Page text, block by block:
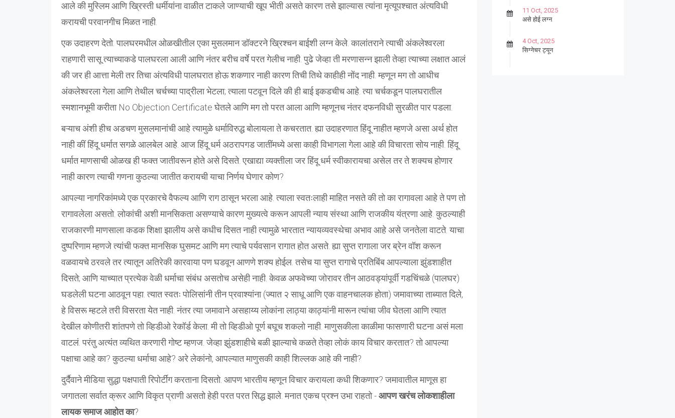
आले की मुस्लिम आणि ख्रिस्ती धर्मीयांना वाळीत टाकले जाण्याची खूप भीती असते कारण तसे झाल्यास त्यांना मृत्यूपश्चात अंत्यविधी
करायची परवानगीच मिळत नाही.
एक उदाहरण देतो. पालघरमधील ओळखीतील एका मुसलमान डॉक्टरने ख्रिश्चन बाईशी लग्न केले. कालांतराने त्याची अंकलेश्वरला
राहणारी सासू त्याच्याकडे पालघरला आली आणि नंतर बरीच वर्षे परत गेलीच नाही. पुढे जेव्हा ती मरणासन्न झाली तेव्हा त्याच्या लक्षात आलं
की जर ही आत्ता मेली तर तिचा अंत्यविधी पालघरात होऊ शकणार नाही कारण तिची तिथे काहीही नोंद नाही. म्हणून मग तो आधीच
अंकलेश्वरला गेला आणि तेथील चर्चच्या पाद्रीला भेटला; त्याला पटवून दिले की ही बाई इकडचीच आहे. त्या चर्चकडून पालघरातील
स्मशानभूमी करीता No Objection Certificate घेतले आणि मग तो परत आला आणि म्हणूनच नंतर दफनविधी सुरळीत पार पडला.
बऱ्याच अंशी हीच अडचण मुसलमानांची आहे त्यामुळे धर्माविरुद्ध बोलायला ते कचरतात. ह्या उदाहरणात हिंदू नाहीत म्हणजे असा अर्थ होत
नाही कीं हिंदू धर्मात सगळे आलबेल आहे. आज हिंदू धर्म अठरापगड जातींमध्ये असा काही विभागला गेला आहे की विचारता सोय नाही. हिंदू
धर्मात माणसाची ओळख ही फक्त जातीवरून होते असे दिसते. एखाद्या व्यक्तीला जर हिंदू धर्म स्वीकारायचा असेल तर ते शक्यच होणार
नाही कारण त्याची गणना कुठल्या जातीत करायची याचा निर्णय घेणार कोण?
आपल्या नागरिकांमध्ये एक प्रकारचे वैफल्य आणि राग ठासून भरला आहे. त्याला स्वतःलाही माहित नसते की तो का रागावला आहे ते पण तो
रागावलेला असतो. लोकांची अशी मानसिकता असण्याचे कारण मुख्यत्वे करून आपली न्याय संस्था आणि राजकीय यंत्रणा आहे. कुठल्याही
राजकारणी माणसाला कडक शिक्षा झालीय असे कधीच दिसत नाही त्यामुळे भारतात न्यायव्यवस्थेचा अभाव आहे असे जनतेला वाटते. याचा
दुष्परिणाम म्हणजे त्यांची फक्त मानसिक घुसमट आणि मग त्याचे पर्यवसान रागात होत असते. ह्या सुप्त रागाला जर ब्रेन वॉश करून
वळवायचे ठरवले तर त्यातून अतिरेकी कारवाया पण घडवून आणणे शक्य होईल. तसेच या सुप्त रागाचे प्रतिबिंब आपल्याला झुंडशाहीत
दिसते; आणि याच्यात प्रत्येक वेळी धर्माचा संबंध असतोच असेही नाही. केवळ अफवेच्या जोरावर तीन आठवड्यांपूर्वी गडचिंचळे (पालघर)
घडलेली घटना आठवून पहा. त्यात स्वतः पोलिसांनी तीन प्रवाश्यांना (ज्यात २ साधू आणि एक वाहनचालक होता) जमावाच्या ताब्यात दिले,
हे विसरू म्हटले तरी विसरता येत नाही. नंतर त्या जमावाने असहाय्य लोकांना लाठ्या काठ्यांनी मारून त्यांचा जीव घेतला आणि त्यात
देखील कोणीतरी शांतपणे तो व्हिडीओ रेकॉर्ड केला. मी तो व्हिडीओ पूर्ण बघूच शकलो नाही. माणुसकीला काळीमा फासणारी घटना असं मला
वाटलं. परंतु अत्यंत व्यथित करणारी गोष्ट म्हणज. जेव्हा झुंडशाहीचे बळी झाल्याचे कळते तेव्हा लोकं काय विचार करतात? तो आपल्या
पक्षाचा आहे का? कुठल्या धर्माचा आहे? अरे लेकांनो, आपल्यात माणुसकी काही शिल्लक आहे की नाही?
दुर्दैवाने मीडिया सुद्धा पक्षपाती रिपोर्टींग करताना दिसतो. आपण भारतीय म्हणून विचार करायला कधी शिकणार? जमावातील माणूस हा
जगातला सर्वात क्रूर आणि विकृत प्राणी असतो हेही परत परत सिद्ध झाले. मनात एकच प्रश्न उभा राहतो -आपण खरंच लोकशाहीला
लायक समाज आहोत का?
11 Oct, 2025
असे होई लग्न
4 Oct, 2025
सिग्नेचर ट्यून